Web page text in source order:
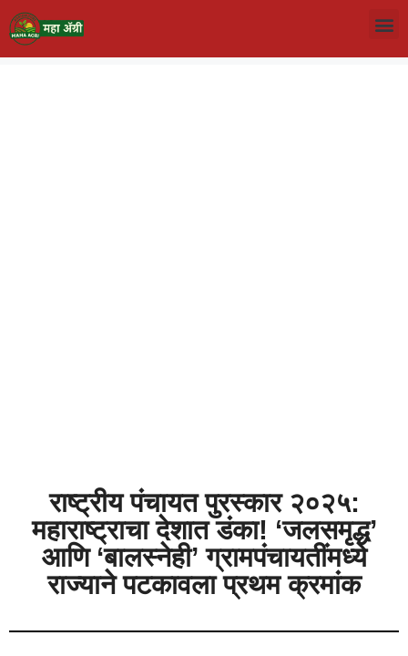
राष्ट्रीय पंचायत पुरस्कार २०२५:
महाराष्ट्राचा देशात डंका! ‘जलसमृद्ध’
आणि ‘बालस्नेही’ ग्रामपंचायतींमध्ये
राज्याने पटकावला प्रथम क्रमांक